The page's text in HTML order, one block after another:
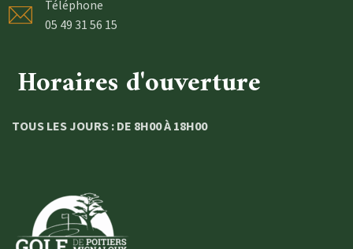
Téléphone
05 49 31 56 15
Horaires d'ouverture
TOUS LES JOURS : DE 8H00 À 18H00